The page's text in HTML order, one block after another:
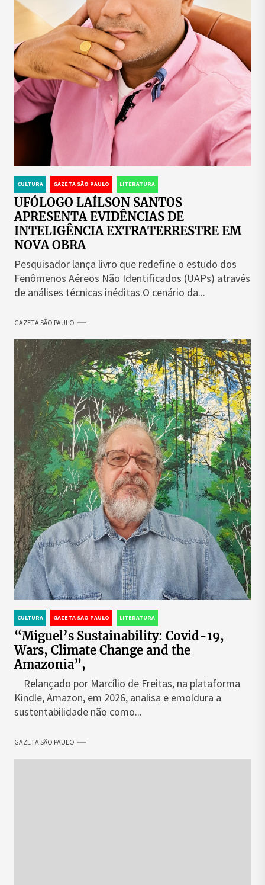
CULTURA GAZETA SÃO PAULO LITERATURA
UFÓLOGO LAÍLSON SANTOS
APRESENTA EVIDÊNCIAS DE
INTELIGÊNCIA EXTRATERRESTRE EM
NOVA OBRA
Pesquisador lança livro que redefine o estudo dos
Fenômenos Aéreos Não Identificados (UAPs) através
de análises técnicas inéditas.O cenário da...
GAZETA SÃO PAULO
CULTURA GAZETA SÃO PAULO LITERATURA
“Miguel’s Sustainability: Covid-19,
Wars, Climate Change and the
Amazonia”,
Relançado por Marcílio de Freitas, na plataforma
Kindle, Amazon, em 2026, analisa e emoldura a
sustentabilidade não como...
GAZETA SÃO PAULO